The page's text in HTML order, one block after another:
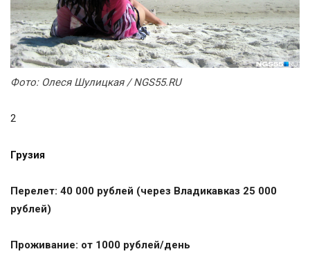
Фото: Олеся Шулицкая / NGS55.RU
2
Грузия
Перелет: 40 000 рублей (через Владикавказ 25 000
рублей)
Проживание: от 1000 рублей/день